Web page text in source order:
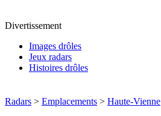
Divertissement
Images drôles
Jeux radars
Histoires drôles
Radars > Emplacements > Haute-Vienne